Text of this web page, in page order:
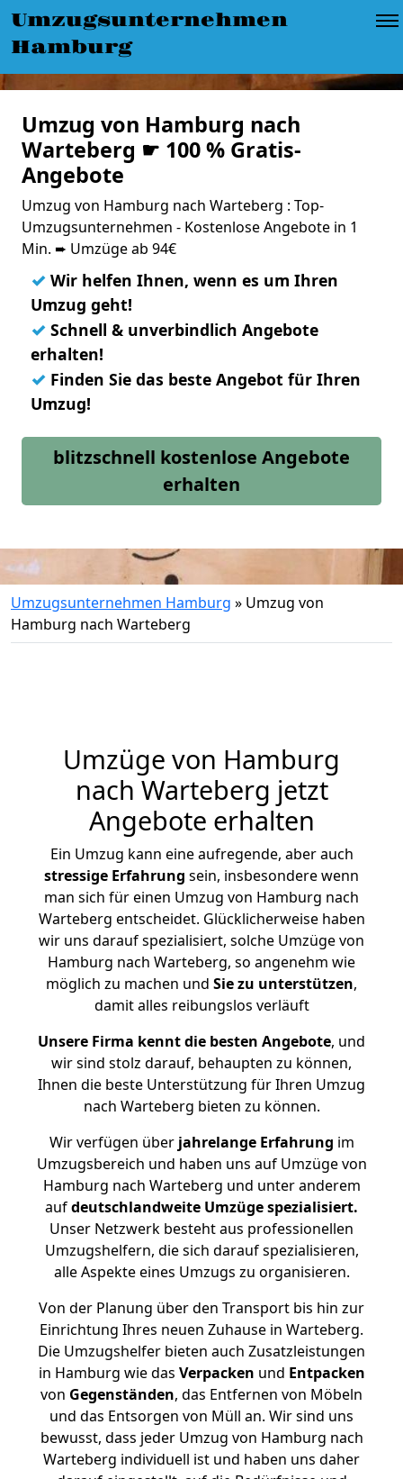
Umzugsunternehmen
Hamburg
Umzug von Hamburg nach
Warteberg ☛ 100 % Gratis-
Angebote
Umzug von Hamburg nach Warteberg : Top-
Umzugsunternehmen - Kostenlose Angebote in 1
Min. ➨ Umzüge ab 94€
✓ Wir helfen Ihnen, wenn es um Ihren
Umzug geht!
✓ Schnell & unverbindlich Angebote
erhalten!
✓ Finden Sie das beste Angebot für Ihren
Umzug!
blitzschnell kostenlose Angebote
erhalten
Umzugsunternehmen Hamburg » Umzug von
Hamburg nach Warteberg
Umzüge von Hamburg
nach Warteberg jetzt
Angebote erhalten
Ein Umzug kann eine aufregende, aber auch
stressige Erfahrung sein, insbesondere wenn
man sich für einen Umzug von Hamburg nach
Warteberg entscheidet. Glücklicherweise haben
wir uns darauf spezialisiert, solche Umzüge von
Hamburg nach Warteberg, so angenehm wie
möglich zu machen und Sie zu unterstützen,
damit alles reibungslos verläuft
Unsere Firma kennt die besten Angebote, und
wir sind stolz darauf, behaupten zu können,
Ihnen die beste Unterstützung für Ihren Umzug
nach Warteberg bieten zu können.
Wir verfügen überjahrelange Erfahrung im
Umzugsbereich und haben uns auf Umzüge von
Hamburg nach Warteberg und unter anderem
aufdeutschlandweite Umzüge spezialisiert.
Unser Netzwerk besteht aus professionellen
Umzugshelfern, die sich darauf spezialisieren,
alle Aspekte eines Umzugs zu organisieren.
Von der Planung über den Transport bis hin zur
Einrichtung Ihres neuen Zuhause in Warteberg.
Die Umzugshelfer bieten auch Zusatzleistungen
in Hamburg wie das Verpacken und Entpacken
von Gegenständen, das Entfernen von Möbeln
und das Entsorgen von Müll an. Wir sind uns
bewusst, dass jeder Umzug von Hamburg nach
Warteberg individuell ist und haben uns daher